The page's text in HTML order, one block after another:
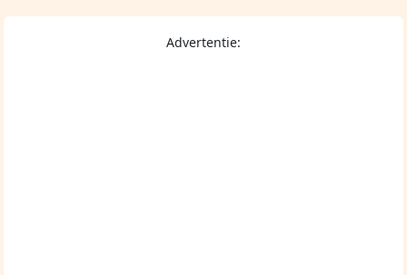
Advertentie: